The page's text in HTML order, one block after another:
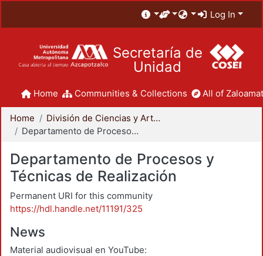
Log In
Secretaría de
Unidad
Home Communities & Collections All of
Home
División de Ciencias y Artes para el Diseño
Departamento de Procesos y Técnicas de Realización
Departamento de Procesos y
Técnicas de Realización
Permanent URI for this community
https://hdl.handle.net/11191/325
News
Material audiovisual en YouTube: